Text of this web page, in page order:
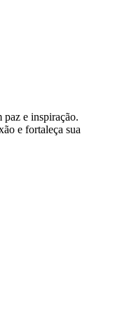
paz e inspiração.
e fortaleça sua